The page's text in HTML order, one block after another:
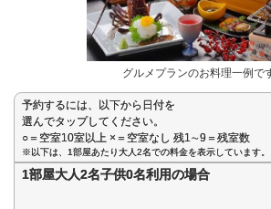
グルメプランのお料理一例で
予約するには、以下から日付を
選んでタップしてください。
○＝空室10室以上 ×＝空室なし 残1∼9＝残室数
※以下は、1部屋あたり大人2名での料金を表示しています。
1部屋大人2名子供0名利用の場合